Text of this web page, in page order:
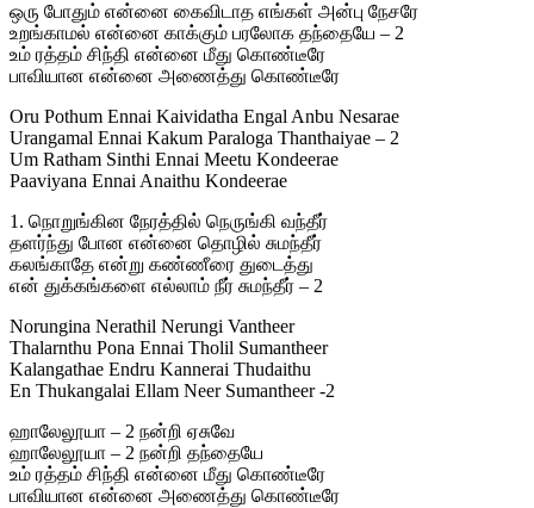
ஒரு போதும் என்னை கைவிடாத எங்கள் அன்பு நேசரே
உறங்காமல் என்னை காக்கும் பரலோக தந்தையே – 2
உம் ரத்தம் சிந்தி என்னை மீது கொண்டீரே
பாவியான என்னை அணைத்து கொண்டீரே
Oru Pothum Ennai Kaividatha Engal Anbu Nesarae
Urangamal Ennai Kakum Paraloga Thanthaiyae – 2
Um Ratham Sinthi Ennai Meetu Kondeerae
Paaviyana Ennai Anaithu Kondeerae
1. நொறுங்கின நேரத்தில் நெருங்கி வந்தீர்
தளர்ந்து போன என்னை தொழில் சுமந்தீர்
கலங்காதே என்று கண்ணீரை துடைத்து
என் துக்கங்களை எல்லாம் நீர் சுமந்தீர் – 2
Norungina Nerathil Nerungi Vantheer
Thalarnthu Pona Ennai Tholil Sumantheer
Kalangathae Endru Kannerai Thudaithu
En Thukangalai Ellam Neer Sumantheer -2
ஹாலேலூயா – 2 நன்றி ஏசுவே
ஹாலேலூயா – 2 நன்றி தந்தையே
உம் ரத்தம் சிந்தி என்னை மீது கொண்டீரே
பாவியான என்னை அணைத்து கொண்டீரே